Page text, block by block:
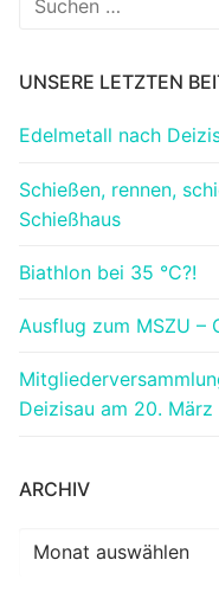
UNSERE LETZTEN
Edelmetall nach
Schießen, rennen,
Schießhaus
Biathlon bei 35 °C?!
Ausflug zum MSZU –
Deizisau am 20.
ARCHIV
Archiv